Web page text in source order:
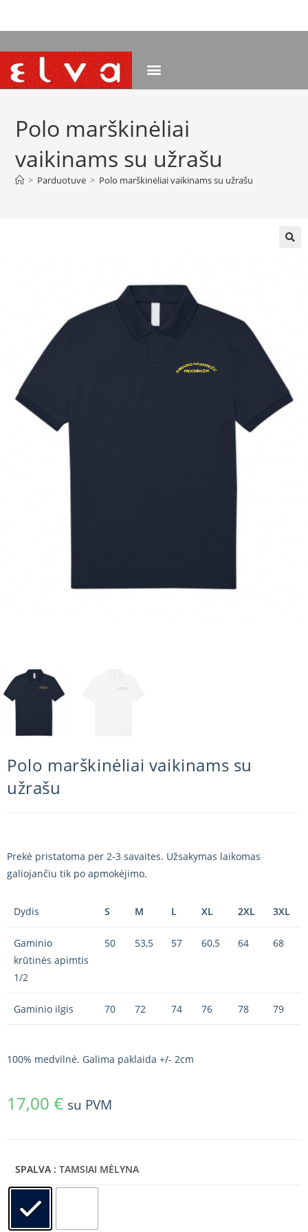
Polo marškinėliai
vaikinams su užrašu
> Parduotuvė > Polo marškinėliai vaikinams su užrašu
Polo marškinėliai vaikinams su
užrašu
Prekė pristatoma per 2-3 savaites. Užsakymas laikomas
galiojančiu tik po apmokėjimo.
Dydis S M L XL 2XL 3XL
Gaminio
krūtinės apimtis
1/2
50 53,5 57 60,5 64 68
Gaminio ilgis 70 72 74 76 78 79
100% medvilnė. Galima paklaida +/- 2cm
17,00 € su PVM
SPALVA : TAMSIAI MĖLYNA